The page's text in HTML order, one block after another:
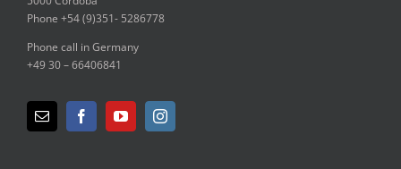
Phone +54 (9)351- 5286778
Phone call in Germany
+49 30 – 66406841